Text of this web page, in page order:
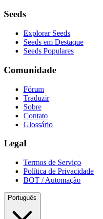
Seeds
Explorar Seeds
Seeds em Destaque
Seeds Populares
Comunidade
Fórum
Traduzir
Sobre
Contato
Glossário
Legal
Termos de Serviço
Política de Privacidade
BOT / Automação
Português